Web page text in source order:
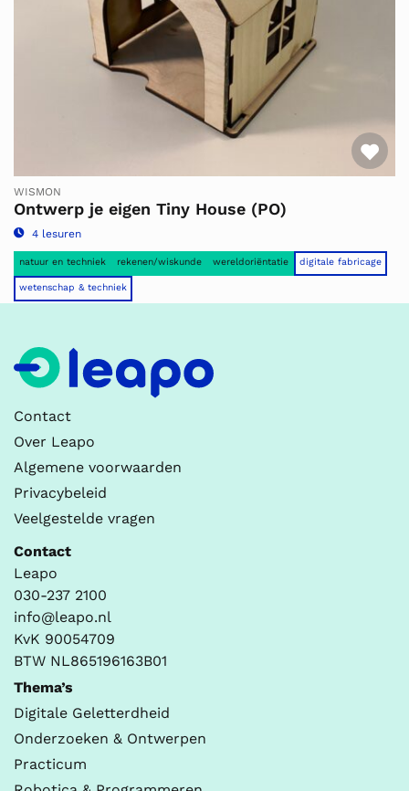
WISMON
Ontwerp je eigen Tiny House (PO)
4 lesuren
natuur en techniek rekenen/wiskunde wereldoriëntatie digitale fabricage
wetenschap & techniek
Contact
Over Leapo
Algemene voorwaarden
Privacybeleid
Veelgestelde vragen
Contact
Leapo
030-237 2100
info@leapo.nl
KvK 90054709
BTW NL865196163B01
Thema’s
Digitale Geletterdheid
Onderzoeken & Ontwerpen
Practicum